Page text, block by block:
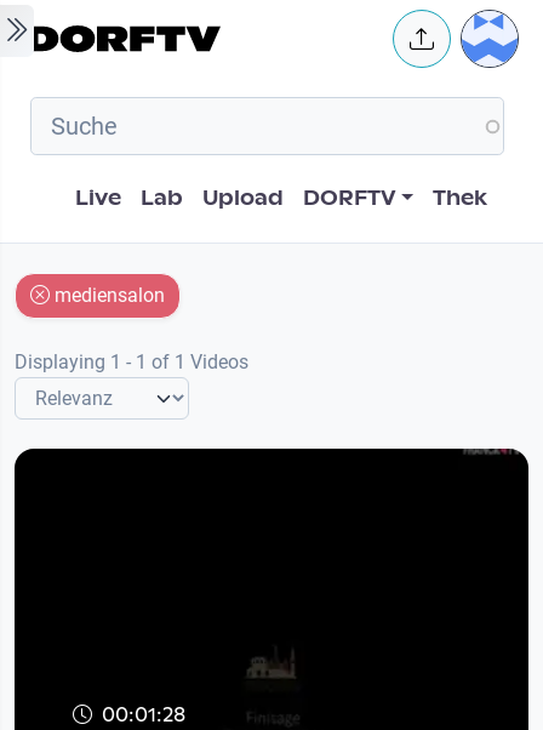
Skip to main content User
Hauptnavigation
Live Lab Upload DORFTV Thek
mediensalon
Displaying 1 - 1 of 1 Videos
00:01:28